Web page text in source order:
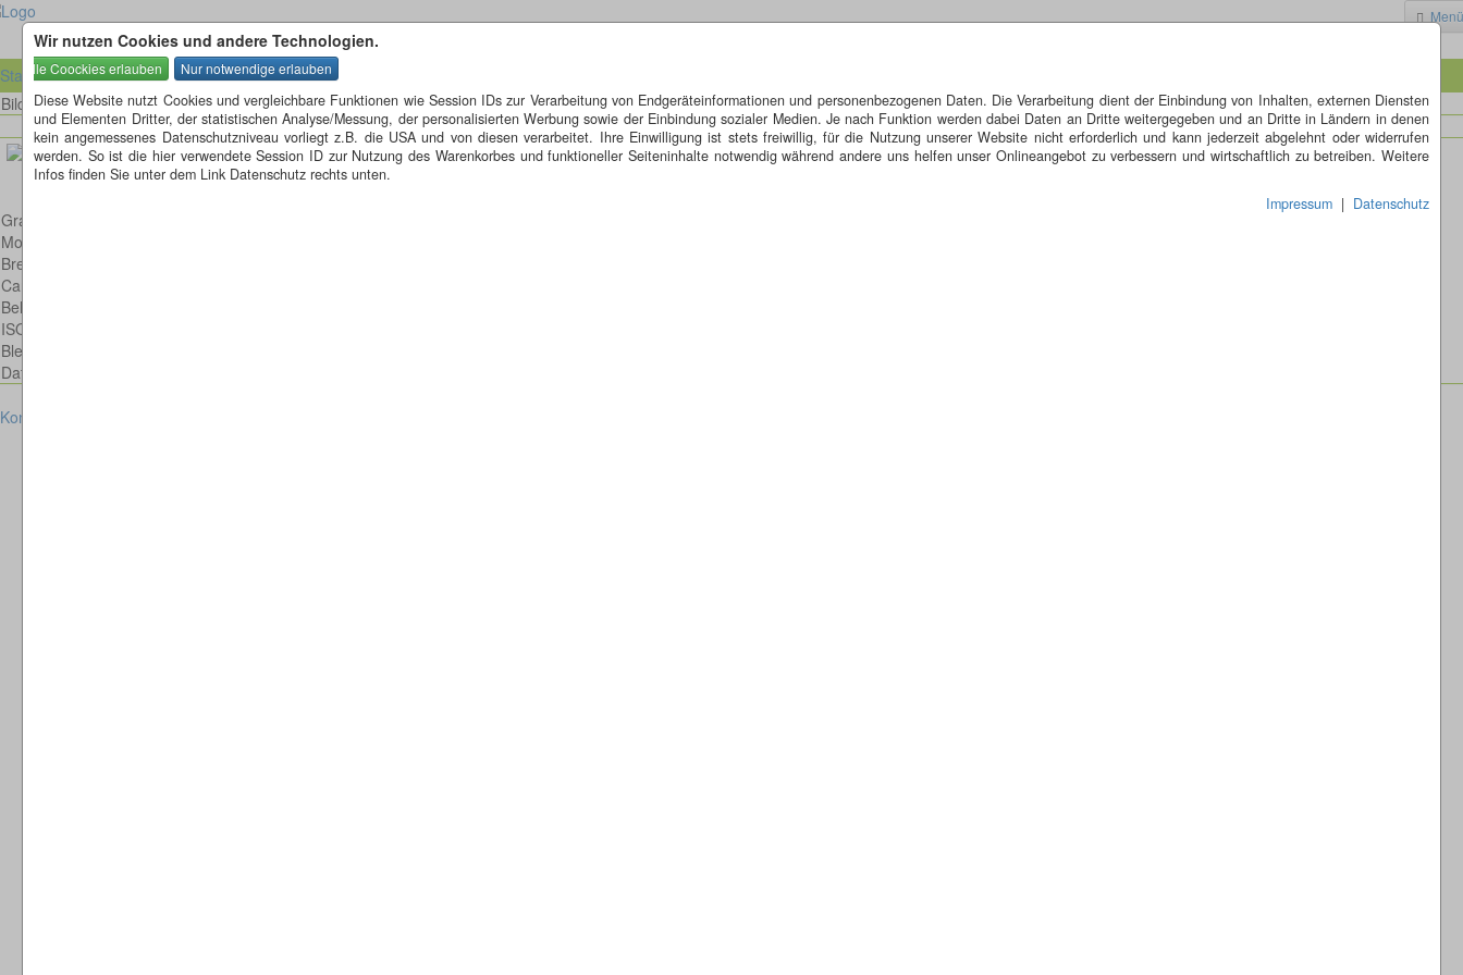
Wir nutzen Cookies und andere Technologien.
Diese Website nutzt Cookies und vergleichbare Funktionen wie Session IDs zur Verarbeitung von Endgeräteinformationen und personenbezogenen Daten. Die Verarbeitung dient der Einbindung von Inhalten, externen Diensten
und Elementen Dritter, der statistischen Analyse/Messung, der personalisierten Werbung sowie der Einbindung sozialer Medien. Je nach Funktion werden dabei Daten an Dritte weitergegeben und an Dritte in Ländern in denen
kein angemessenes Datenschutzniveau vorliegt z.B. die USA und von diesen verarbeitet. Ihre Einwilligung ist stets freiwillig, für die Nutzung unserer Website nicht erforderlich und kann jederzeit abgelehnt oder widerrufen
werden. So ist die hier verwendete Session ID zur Nutzung des Warenkorbes und funktioneller Seiteninhalte notwendig während andere uns helfen unser Onlineangebot zu verbessern und wirtschaftlich zu betreiben. Weitere
Infos finden Sie unter dem Link Datenschutz rechts unten.
Impressum | Datenschutz
Startseite
Bild 6 von 80Bilder
Grashüpfer
Model: Canon EOS 6D
Brennweite: 100mm
Canon EF 100mm 2,8 L IS USM Macro
Belichtungsdauer : 1/125
ISO: 200
Blende: f/6.3
Datum: 2022:05:24 13:47:01
Kontakt